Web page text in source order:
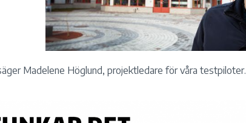
Madelene Höglund, projektledare för våra testpiloter.